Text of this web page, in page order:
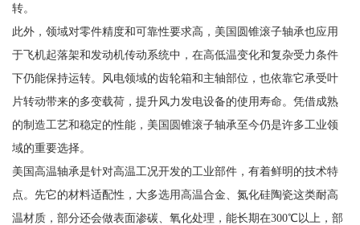
转。
此外，领域对零件精度和可靠性要求高，美国圆锥滚子轴承也应用
于飞机起落架和发动机传动系统中，在高低温变化和复杂受力条件
下仍能保持运转。风电领域的齿轮箱和主轴部位，也依靠它承受叶
片转动带来的多变载荷，提升风力发电设备的使用寿命。凭借成熟
的制造工艺和稳定的性能，美国圆锥滚子轴承至今仍是许多工业领
域的重要选择。
美国高温轴承是针对高温工况开发的工业部件，有着鲜明的技术特
点。先它的材料适配性，大多选用高温合金、氮化硅陶瓷这类耐高
温材质，部分还会做表面渗碳、氧化处理，能长期在300℃以上，部